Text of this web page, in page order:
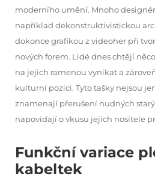
moderního umění. Mnoho
například dekonstruktivistickou
dokonce grafikou z videoher při
nových forem. Lidé dnes chtějí
na jejich ramenou vynikat a
kulturní pozici. Tyto tašky nejsou
znamenají přerušení nudných
napovídají o vkusu jejich nositele
Funkční variace
kabeltek